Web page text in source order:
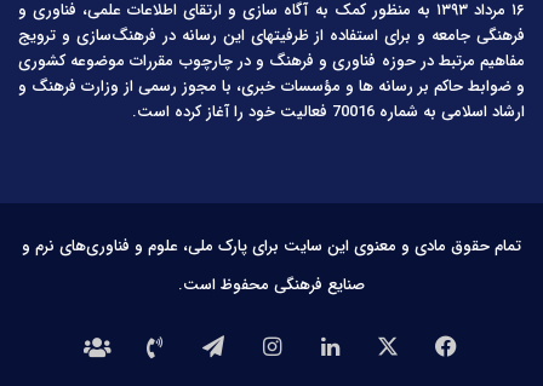
۱۶ مرداد ۱۳۹۳ به منظور کمک به آگاه سازی و ارتقای اطلاعات علمی، فناوری و
فرهنگی جامعه و برای استفاده از ظرفیتهای این رسانه در فرهنگ‌سازی و ترویج
مفاهیم مرتبط در حوزه فناوری و فرهنگ و در چارچوب مقررات موضوعه کشوری
و ضوابط حاکم بر رسانه ها و مؤسسات خبری، با مجوز رسمی از وزارت فرهنگ و
ارشاد اسلامی به شماره 70016 فعالیت خود را آغاز کرده است.
تمام حقوق مادی و معنوی این سایت برای پارک ملی، علوم و فناوری‌های نرم و
صنایع فرهنگی محفوظ است.
فیس
لینکدیناینستاگرامتلگرامتماس درباره